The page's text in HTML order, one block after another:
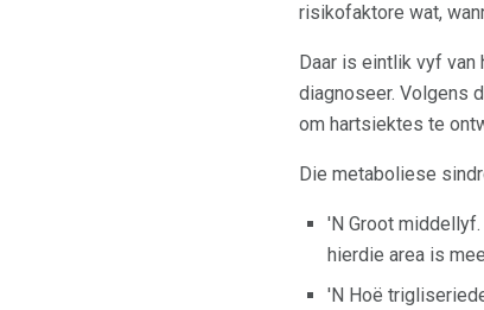
risikofaktore wat,
Daar is eintlik vyf
diagnoseer. Volgens
om hartsiektes te
Die metaboliese
'N Groot
hierdie area is
'N Hoë